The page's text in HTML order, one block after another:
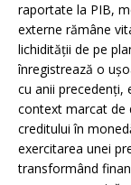
raportate la PIB,
externe rămâne
lichidității de pe
înregistrează o
cu anii precedenți,
context marcat de
creditului în
exercitarea unei
transformând